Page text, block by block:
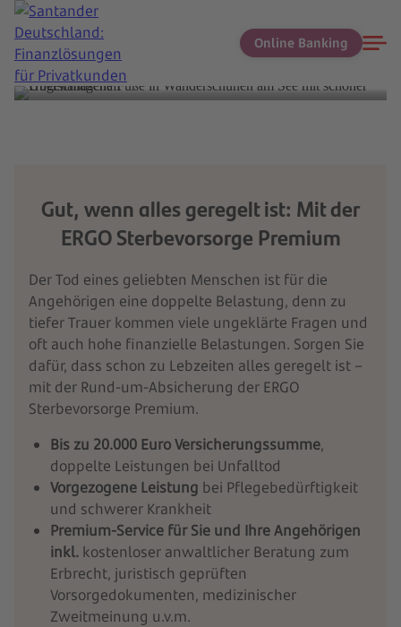
Online Banking
Jetzt beraten lassen
Gut, wenn alles geregelt ist: Mit der
ERGO Sterbevorsorge Premium
Der Tod eines geliebten Menschen ist für die
Angehörigen eine doppelte Belastung, denn zu
tiefer Trauer kommen viele ungeklärte Fragen und
oft auch hohe finanzielle Belastungen. Sorgen Sie
dafür, dass schon zu Lebzeiten alles geregelt ist –
mit der Rund-um-Absicherung der ERGO
Sterbevorsorge Premium.
Bis zu 20.000 Euro Versicherungssumme,
doppelte Leistungen bei Unfalltod
Vorgezogene Leistung bei Pflegebedürftigkeit
und schwerer Krankheit
Premium-Service für Sie und Ihre Angehörigen
inkl. kostenloser anwaltlicher Beratung zum
Erbrecht, juristisch geprüften
Vorsorgedokumenten, medizinischer
Zweitmeinung u.v.m.